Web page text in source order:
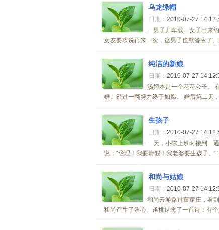
乌龙绿帽
日期： 2010-07-27
一男子开车载一女子出来
女友要求说再来一次，这男子也就答应了
纯洁的新娘
日期： 2010-07-27
汤姆本是一个花花公子。
婚。经过一翻努力终于如愿。 婚后第二天
生孩子
日期： 2010-07-27
一天，小陈上班时接到一
说：“经理！我要请假！我老婆要生孩子。
和尚与姑娘
日期： 2010-07-27
和尚云游路过董家庄，看
和尚产生了淫心。遂挑逗念了一首诗：有